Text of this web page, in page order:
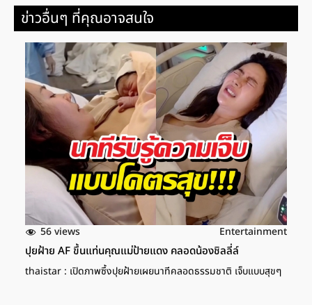
ข่าวอื่นๆ ที่คุณอาจสนใจ
56 views Entertainment
ปุยฝ้าย AF ขึ้นแท่นคุณแม่ป้ายแดง คลอดน้องชิลลี่ล์
thaistar : เปิดภาพซึ้งปุยฝ้ายเผยนาทีคลอดธรรมชาติ เจ็บแบบสุขๆ